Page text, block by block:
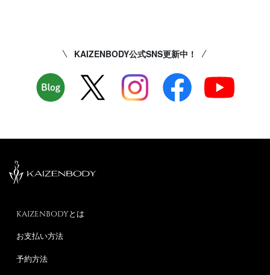
KAIZENBODY公式SNS更新中！
KAIZENBODYとは
お支払い方法
予約方法